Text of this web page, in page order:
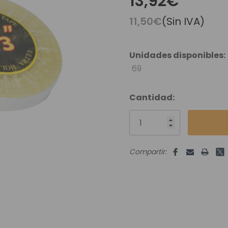
Envíos Y Devoluciones
Catálogo
11,50€(Sin IVA)
Unidades disponibles:
69
Cantidad:
Compartir: